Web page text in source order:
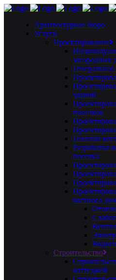
Архитектурное бюро
Услуги
Проектирование
загородных
зданий
поселков
Генплан
Разработка
поселка
частного
Строительство
коттеджей